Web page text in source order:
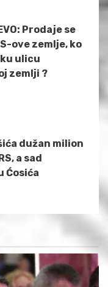
Prodaje se
ove zemlje, ko
ulicu
zemlji ?
dužan milion
a sad
Ćosića